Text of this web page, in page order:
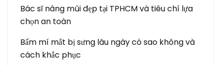
Bác sĩ nâng mũi đẹp tại TPHCM và tiêu chí lựa
chọn an toàn
Bấm mí mắt bị sưng lâu ngày có sao không và
cách khắc phục